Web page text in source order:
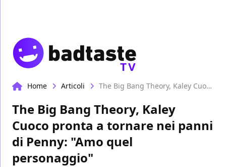
TV
Home Articoli The Big Bang Theory, Kaley Cuoco pronta a tornare nei panni di Penny: "Amo quel personaggio"
The Big Bang Theory, Kaley
Cuoco pronta a tornare nei panni
di Penny: "Amo quel
personaggio"